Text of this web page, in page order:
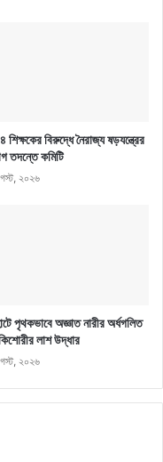
শিক্ষকের বিরুদ্ধে নৈরাজ্য ষড়যন্ত্রের
তদন্তে কমিটি
২০২৬
পৃথকভাবে অজ্ঞাত নারীর অর্ধগলিত
লাশ উদ্ধার
২০২৬